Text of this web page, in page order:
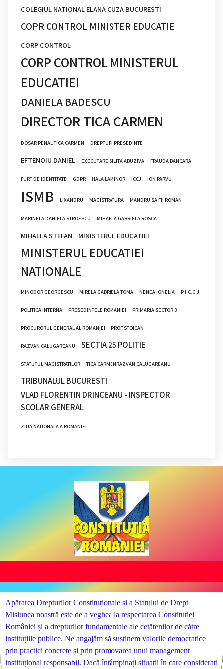
COLEGIUL NATIONAL ELANA CUZA BUCURESTI
COPR CONTROL MINISTER EDUCATIE
CORP CONTROL
CORP CONTROL MINISTERUL
EDUCATIEI
DANIELA BADESCU
DIRECTOR TICA CARMEN
DOSAR PENAL TICA CARMEN DREPTURI PRESEDINTE
EFTENOIU DANIEL EXECUTARE SILITA ABUZIVA FRAUDA BANCARA
FURT DE IDENTITATE GDPR HALA LAMINOR ICCJ ION PARVU
ISMB LIXANDRU MAGISTRATURA MANDRU SA FII ROMAN
MARINELA DANIELA STROESCU MIHAELA GABRIELA ROSCA
MIHAELA STEFAN MINISTERUL EDUCATIEI
MINISTERUL EDUCATIEI
NATIONALE
MINODOR GEORGESCU MIRELA GABRIELA TOMA NENEA IONELIA P.I.C.C.J
POLITICA INTERNA PRESEDINTELE ROMANIEI PRIMARIA SECTOR 3
PROCURORUL GENERAL AL ROMANIEI PROF STOICAN
RAZVAN CALUGAREANU SECTIA 25 POLITIE
STATUTUL MAGISTRATILOR TICA CARMENRAZVAN CALUGAREANU
TRIBUNALUL BUCURESTI
VLAD FLORENTIN DRINCEANU - INSPECTOR
SCOLAR GENERAL
ZIUA NATIONALA A ROMANIEI
Apărarea Drepturilor Constituționale și a Statului de Drept
Misiunea noastră este de a veghea la respectarea Constituției
României și a drepturilor fundamentale ale cetățenilor de către
instituțiile publice. Ne angajăm să susținem valorile democratice
prin practici concrete și prin promovarea unui management
instituțional responsabil. Dacă întâmpinați situații în care considerați